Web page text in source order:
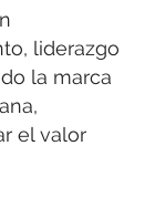
liderazgo
la marca
el valor